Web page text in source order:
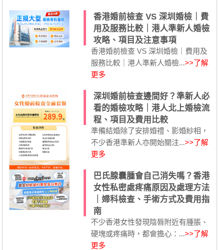
香港婚前檢查 VS 深圳婚檢｜費
用及服務比較｜港人準新人婚檢
攻略、項目及注意事項
香港婚前檢查 VS 深圳婚檢｜費用及
服務比較｜港人準新人婚檢...>>了解
更多
深圳婚前檢查邊間好？準新人必
看的婚檢攻略｜港人北上婚檢流
程、項目及費用比較
準備結婚除了安排婚禮、影婚紗相，
不少香港準新人亦開始關注...>>了解
更多
巴氏腺囊腫會自己消失嗎？香港
女性私密處疼痛原因及處理方法
｜婦科檢查、手術方式及費用指
南
不少香港女性發現陰唇附近有腫脹、
硬塊或疼痛時，都會擔心：...>>了解
更多